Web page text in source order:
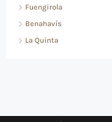
Fuengirola
Benahavís
La Quinta